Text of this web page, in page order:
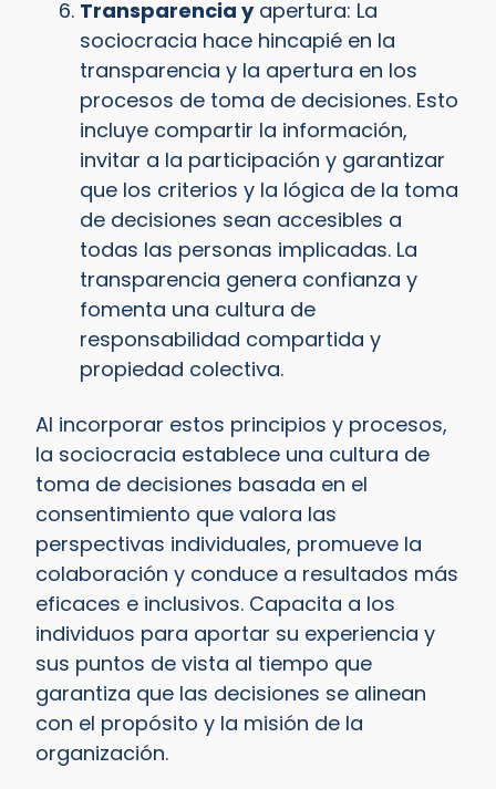
Transparencia yapertura: La
sociocracia hace hincapié en la
transparencia y la apertura en los
procesos de toma de decisiones. Esto
incluye compartir la información,
invitar a la participación y garantizar
que los criterios y la lógica de la toma
de decisiones sean accesibles a
todas las personas implicadas. La
transparencia genera confianza y
fomenta una cultura de
responsabilidad compartida y
propiedad colectiva.
Al incorporar estos principios y procesos,
la sociocracia establece una cultura de
toma de decisiones basada en el
consentimiento que valora las
perspectivas individuales, promueve la
colaboración y conduce a resultados más
eficaces e inclusivos. Capacita a los
individuos para aportar su experiencia y
sus puntos de vista al tiempo que
garantiza que las decisiones se alinean
con el propósito y la misión de la
organización.